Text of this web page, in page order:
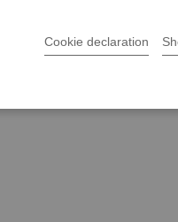
Cookie declaration
Osteo CT